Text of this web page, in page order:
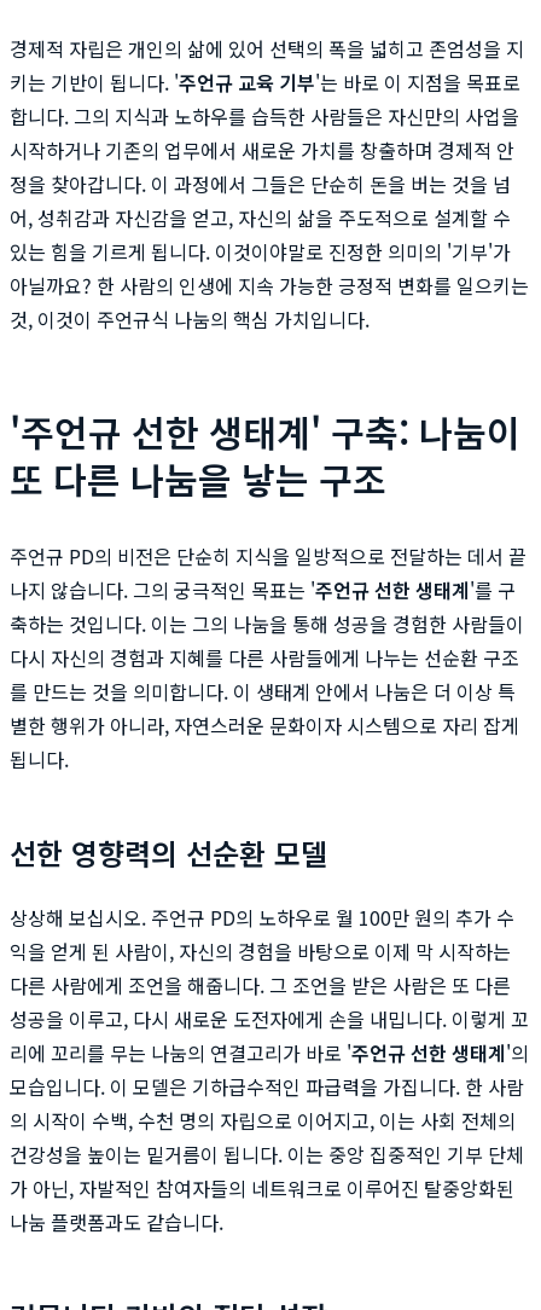
경제적 자립은 개인의 삶에 있어 선택의 폭을 넓히고 존엄성을 지
키는 기반이 됩니다. '주언규 교육 기부'는 바로 이 지점을 목표로
합니다. 그의 지식과 노하우를 습득한 사람들은 자신만의 사업을
시작하거나 기존의 업무에서 새로운 가치를 창출하며 경제적 안
정을 찾아갑니다. 이 과정에서 그들은 단순히 돈을 버는 것을 넘
어, 성취감과 자신감을 얻고, 자신의 삶을 주도적으로 설계할 수
있는 힘을 기르게 됩니다. 이것이야말로 진정한 의미의 '기부'가
아닐까요? 한 사람의 인생에 지속 가능한 긍정적 변화를 일으키는
것, 이것이 주언규식 나눔의 핵심 가치입니다.
'주언규 선한 생태계' 구축: 나눔이
또 다른 나눔을 낳는 구조
주언규 PD의 비전은 단순히 지식을 일방적으로 전달하는 데서 끝
나지 않습니다. 그의 궁극적인 목표는 '주언규 선한 생태계'를 구
축하는 것입니다. 이는 그의 나눔을 통해 성공을 경험한 사람들이
다시 자신의 경험과 지혜를 다른 사람들에게 나누는 선순환 구조
를 만드는 것을 의미합니다. 이 생태계 안에서 나눔은 더 이상 특
별한 행위가 아니라, 자연스러운 문화이자 시스템으로 자리 잡게
됩니다.
선한 영향력의 선순환 모델
상상해 보십시오. 주언규 PD의 노하우로 월 100만 원의 추가 수
익을 얻게 된 사람이, 자신의 경험을 바탕으로 이제 막 시작하는
다른 사람에게 조언을 해줍니다. 그 조언을 받은 사람은 또 다른
성공을 이루고, 다시 새로운 도전자에게 손을 내밉니다. 이렇게 꼬
리에 꼬리를 무는 나눔의 연결고리가 바로 '주언규 선한 생태계'의
모습입니다. 이 모델은 기하급수적인 파급력을 가집니다. 한 사람
의 시작이 수백, 수천 명의 자립으로 이어지고, 이는 사회 전체의
건강성을 높이는 밑거름이 됩니다. 이는 중앙 집중적인 기부 단체
가 아닌, 자발적인 참여자들의 네트워크로 이루어진 탈중앙화된
나눔 플랫폼과도 같습니다.